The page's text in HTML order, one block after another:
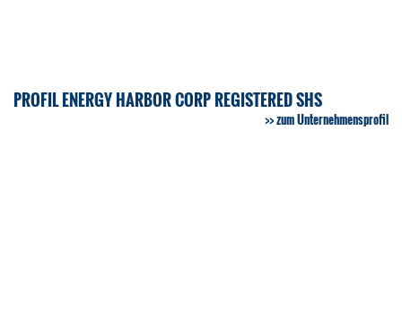
PROFIL ENERGY HARBOR CORP REGISTERED SHS
zum Unternehmensprofil